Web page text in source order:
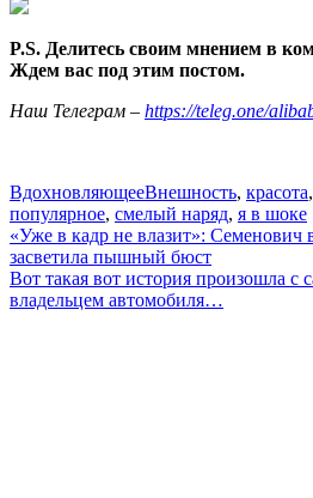
P.S. Делитесь своим мнением в
Ждем вас под этим постом.
Наш Телеграм – https://teleg.one/
ВдохновляющееВнешность, красота,
популярное, смелый наряд, я в шоке
Навигация
по
записям
«Уже в кадр не влазит»: Семенович
засветила пышный бюст
Вот такая вот история произошла с
владельцем автомобиля…